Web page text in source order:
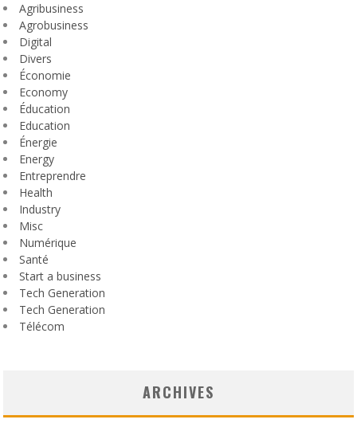
Agribusiness
Agrobusiness
Digital
Divers
Économie
Economy
Éducation
Education
Énergie
Energy
Entreprendre
Health
Industry
Misc
Numérique
Santé
Start a business
Tech Generation
Tech Generation
Télécom
ARCHIVES